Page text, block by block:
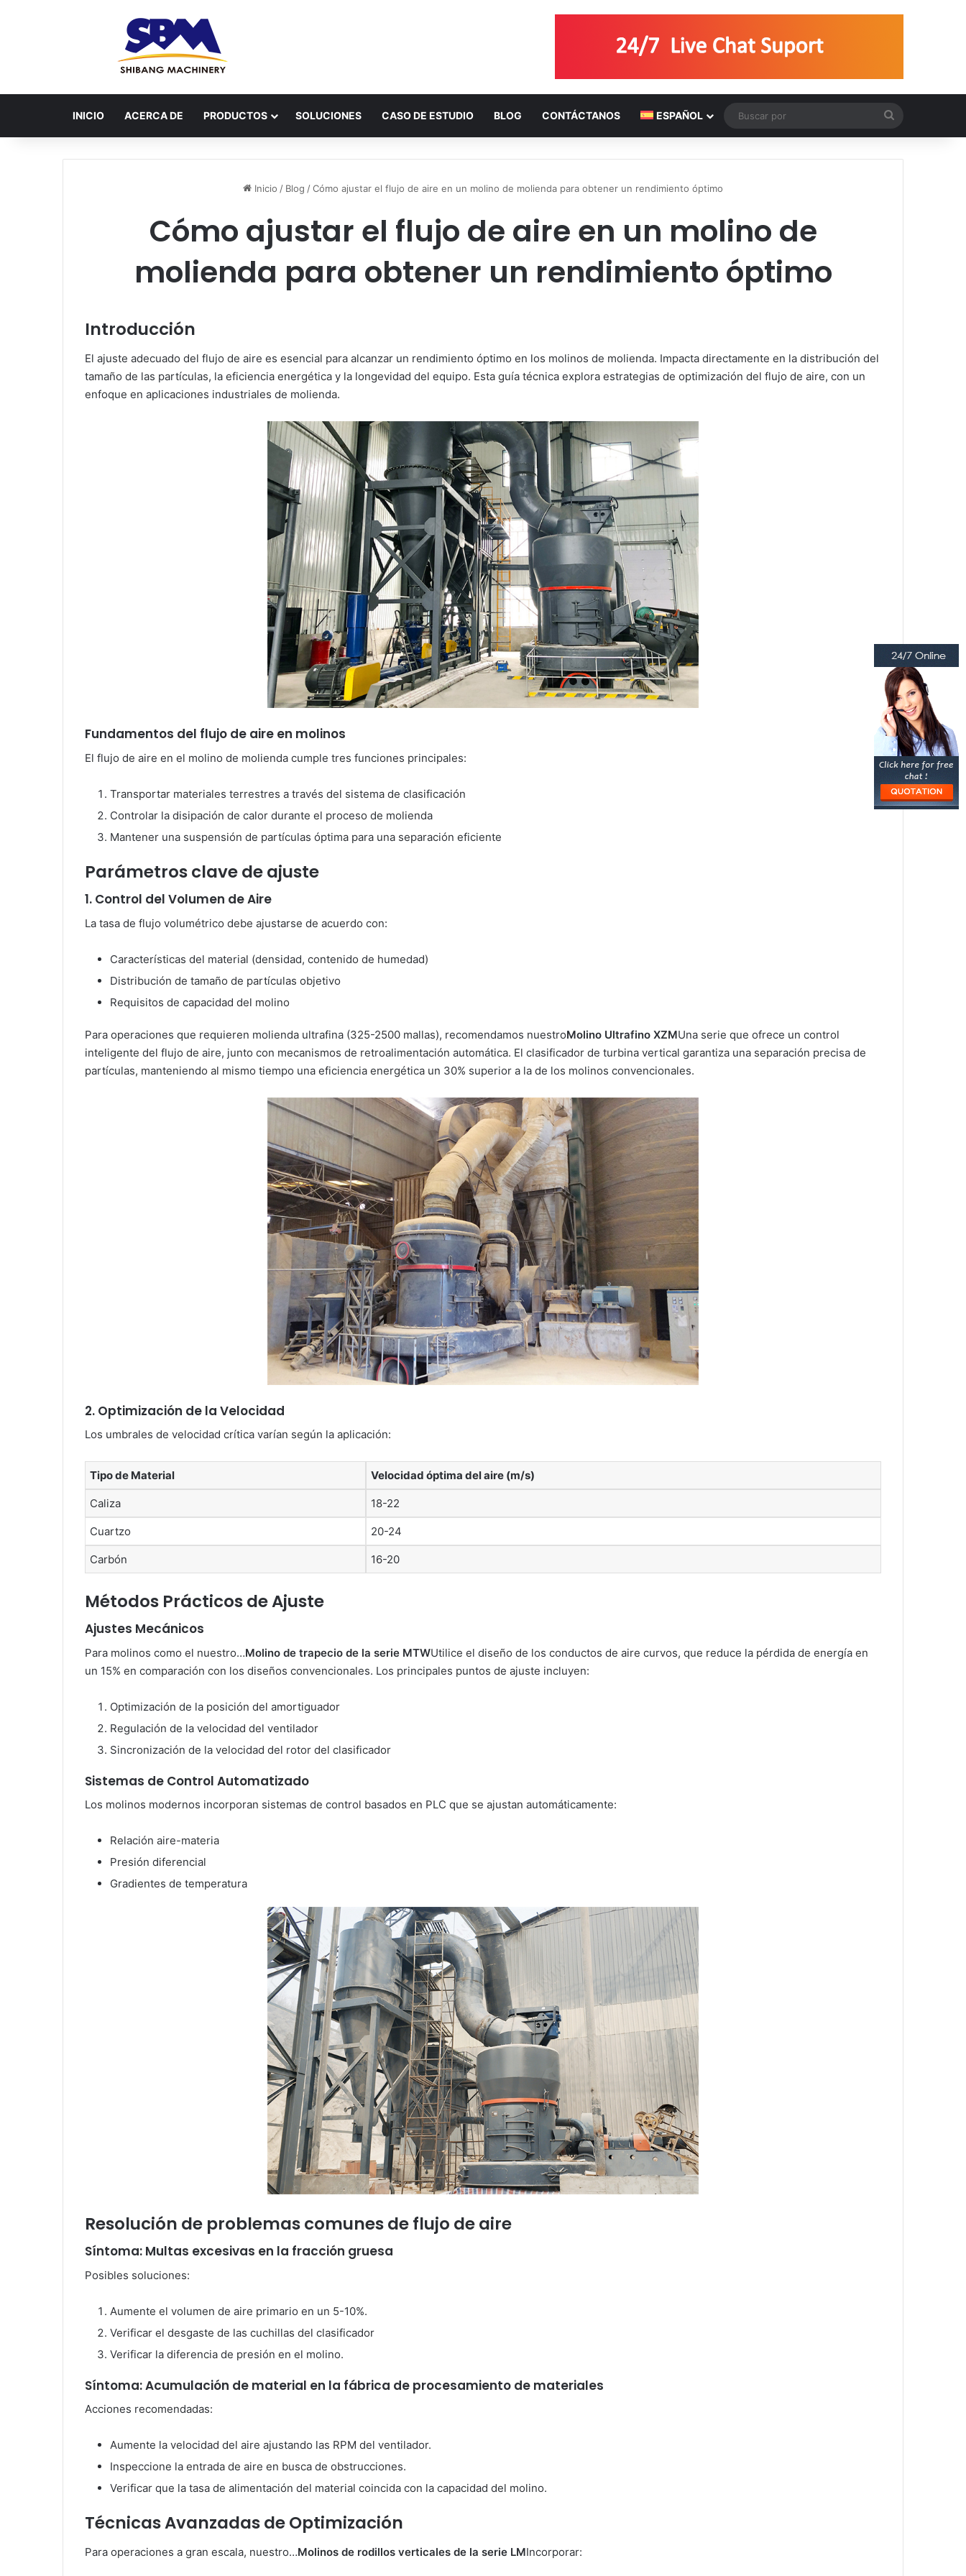
INICIO ACERCA DE PRODUCTOS SOLUCIONES CASO DE ESTUDIO BLOG CONTÁCTANOS ESPAÑOL
por
Inicio / Blog /Cómo ajustar el flujo de aire en un molino de molienda para obtener un rendimiento óptimo
Cómo ajustar el flujo de aire en un molino de
molienda para obtener un rendimiento óptimo
Introducción
El ajuste adecuado del flujo de aire es esencial para alcanzar un rendimiento óptimo en los molinos de molienda. Impacta directamente en la distribución del
tamaño de las partículas, la eficiencia energética y la longevidad del equipo. Esta guía técnica explora estrategias de optimización del flujo de aire, con un
enfoque en aplicaciones industriales de molienda.
Fundamentos del flujo de aire en molinos
El flujo de aire en el molino de molienda cumple tres funciones principales:
Transportar materiales terrestres a través del sistema de clasificación
Controlar la disipación de calor durante el proceso de molienda
Mantener una suspensión de partículas óptima para una separación eficiente
Parámetros clave de ajuste
1. Control del Volumen de Aire
La tasa de flujo volumétrico debe ajustarse de acuerdo con:
Características del material (densidad, contenido de humedad)
Distribución de tamaño de partículas objetivo
Requisitos de capacidad del molino
Para operaciones que requieren molienda ultrafina (325-2500 mallas), recomendamos nuestroMolino Ultrafino XZMUna serie que ofrece un control
inteligente del flujo de aire, junto con mecanismos de retroalimentación automática. El clasificador de turbina vertical garantiza una separación precisa de
partículas, manteniendo al mismo tiempo una eficiencia energética un 30% superior a la de los molinos convencionales.
2. Optimización de la Velocidad
Los umbrales de velocidad crítica varían según la aplicación:
Tipo de Material Velocidad óptima del aire (m/s)
Caliza 18-22
Cuartzo 20-24
Carbón 16-20
Métodos Prácticos de Ajuste
Ajustes Mecánicos
Para molinos como el nuestro…Molino de trapecio de la serie MTWUtilice el diseño de los conductos de aire curvos, que reduce la pérdida de energía en
un 15% en comparación con los diseños convencionales. Los principales puntos de ajuste incluyen:
Optimización de la posición del amortiguador
Regulación de la velocidad del ventilador
Sincronización de la velocidad del rotor del clasificador
Sistemas de Control Automatizado
Los molinos modernos incorporan sistemas de control basados en PLC que se ajustan automáticamente:
Relación aire-materia
Presión diferencial
Gradientes de temperatura
Resolución de problemas comunes de flujo de aire
Síntoma: Multas excesivas en la fracción gruesa
Posibles soluciones:
Aumente el volumen de aire primario en un 5-10%.
Verificar el desgaste de las cuchillas del clasificador
Verificar la diferencia de presión en el molino.
Síntoma: Acumulación de material en la fábrica de procesamiento de materiales
Acciones recomendadas:
Aumente la velocidad del aire ajustando las RPM del ventilador.
Inspeccione la entrada de aire en busca de obstrucciones.
Verificar que la tasa de alimentación del material coincida con la capacidad del molino.
Técnicas Avanzadas de Optimización
Para operaciones a gran escala, nuestro…Molinos de rodillos verticales de la serie LMIncorporar: